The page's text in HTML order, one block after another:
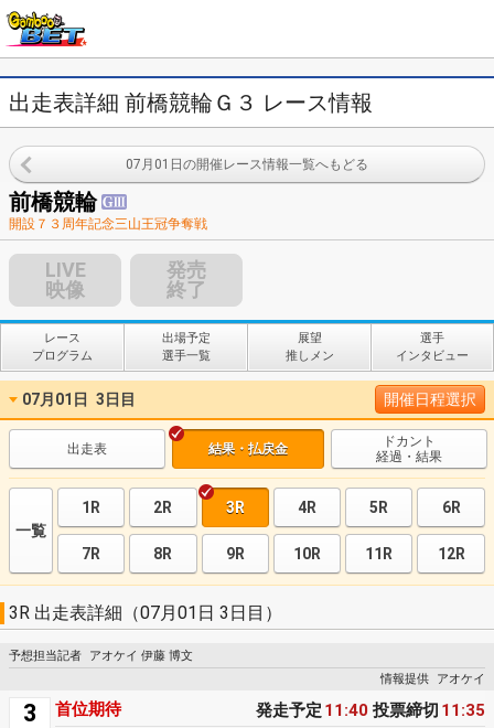
出走表詳細 前橋競輪Ｇ３ レース情報
07月01日の開催レース情報一覧へもどる
前橋競輪
開設７３周年記念三山王冠争奪戦
LIVE
映像
発売
終了
レース
プログラム
出場予定
選手一覧
展望
推しメン
選手
インタビュー
07月01日 3日目 開催日程選択
出走表 結果・払戻金
ドカント
経過・結果
一覧
1R 2R 3R 4R 5R 6R
7R 8R 9R 10R 11R 12R
3R 出走表詳細（07月01日 3日目）
予想担当記者
アオケイ 伊藤 博文
情報提供
アオケイ
3 首位期待 発走予定 11:40 投票締切 11:35